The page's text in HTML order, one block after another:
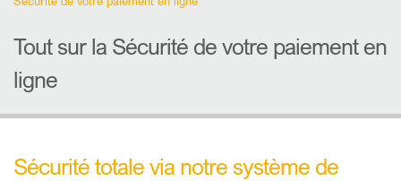
Tout sur la Sécurité de votre paiement en
ligne
Sécurité totale via notre système de